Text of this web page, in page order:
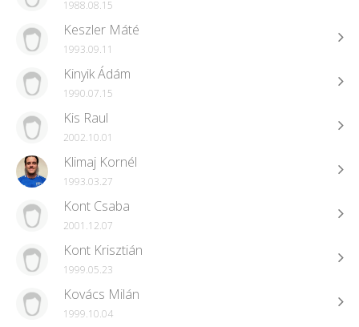
1988.08.15
Keszler Máté
1993.09.11
Kinyik Ádám
1990.07.15
Kis Raul
2002.10.01
Klimaj Kornél
1993.03.27
Kont Csaba
2001.12.07
Kont Krisztián
1999.05.23
Kovács Milán
1999.10.04